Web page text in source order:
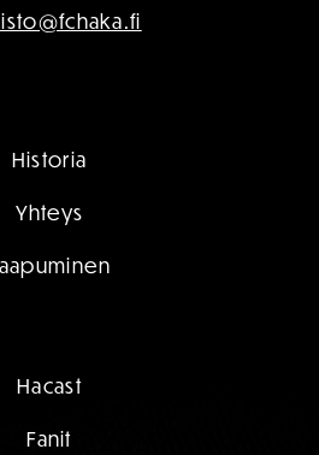
Historia
Yhteys
Hacast
Fanit